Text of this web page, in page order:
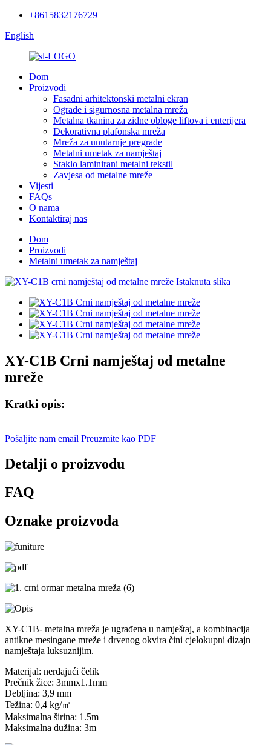
+8615832176729
English
Dom
Proizvodi
Fasadni arhitektonski metalni ekran
Ograde i sigurnosna metalna mreža
Metalna tkanina za zidne obloge liftova i enterijera
Dekorativna plafonska mreža
Mreža za unutarnje pregrade
Metalni umetak za namještaj
Staklo laminirani metalni tekstil
Zavjesa od metalne mreže
Vijesti
FAQs
O nama
Kontaktiraj nas
Dom
Proizvodi
Metalni umetak za namještaj
XY-C1B Crni namještaj od metalne
mreže
Kratki opis:
Pošaljite nam email Preuzmite kao PDF
Detalji o proizvodu
FAQ
Oznake proizvoda
XY-C1B- metalna mreža je ugrađena u namještaj, a kombinacija
antikne mesingane mreže i drvenog okvira čini cjelokupni dizajn
namještaja luksuznijim.
Materijal: nerđajući čelik
Prečnik žice: 3mmx1.1mm
Debljina: 3,9 mm
Težina: 0,4 kg/㎡
Maksimalna širina: 1.5m
Maksimalna dužina: 3m